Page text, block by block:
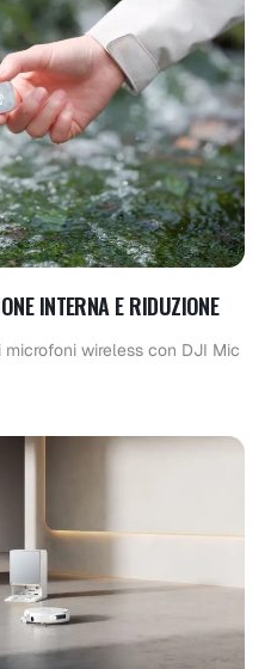
INTERNA E RIDUZIONE
wireless con DJI Mic